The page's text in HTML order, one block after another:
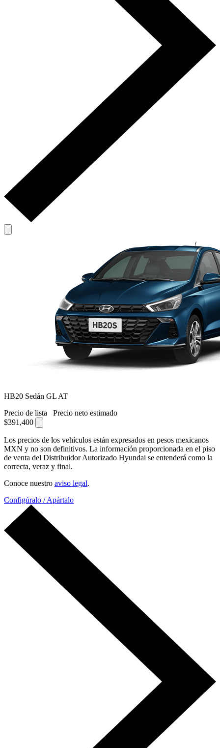
HB20 Sedán GL AT
Precio de lista
Precio neto estimado
$391,400
Los precios de los vehículos están expresados en pesos mexicanos
MXN y no son definitivos. La información proporcionada en el piso
de venta del Distribuidor Autorizado Hyundai se entenderá como la
correcta, veraz y final.
Conoce nuestro aviso legal.
Configúralo / Apártalo